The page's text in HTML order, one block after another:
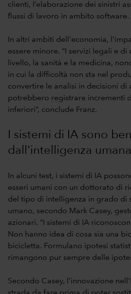
clienti, l’elaborazione dei sinistri
flussi di lavoro in ambito software.
In altri ambiti dell'economia,
essere minore. “I servizi legali e di
livello, la sanità e la medicina,
in cui la difficoltà non sta nel
convertire le analisi in decisioni di
potrebbero registrare incrementi
inferiori”, conclude Franz.
I sistemi di IA sono
dall'intelligenza umana
In alcuni test, i sistemi di IA
esseri umani con un dottorato di
del tipo di intelligenza in grado di
umano, secondo Mark Casey,
azionari. “I sistemi di IA
Non hanno idea di cosa sia una
bicicletta. Formulano ipotesi
rimangono pur sempre delle
Secondo Casey, l’innovazione